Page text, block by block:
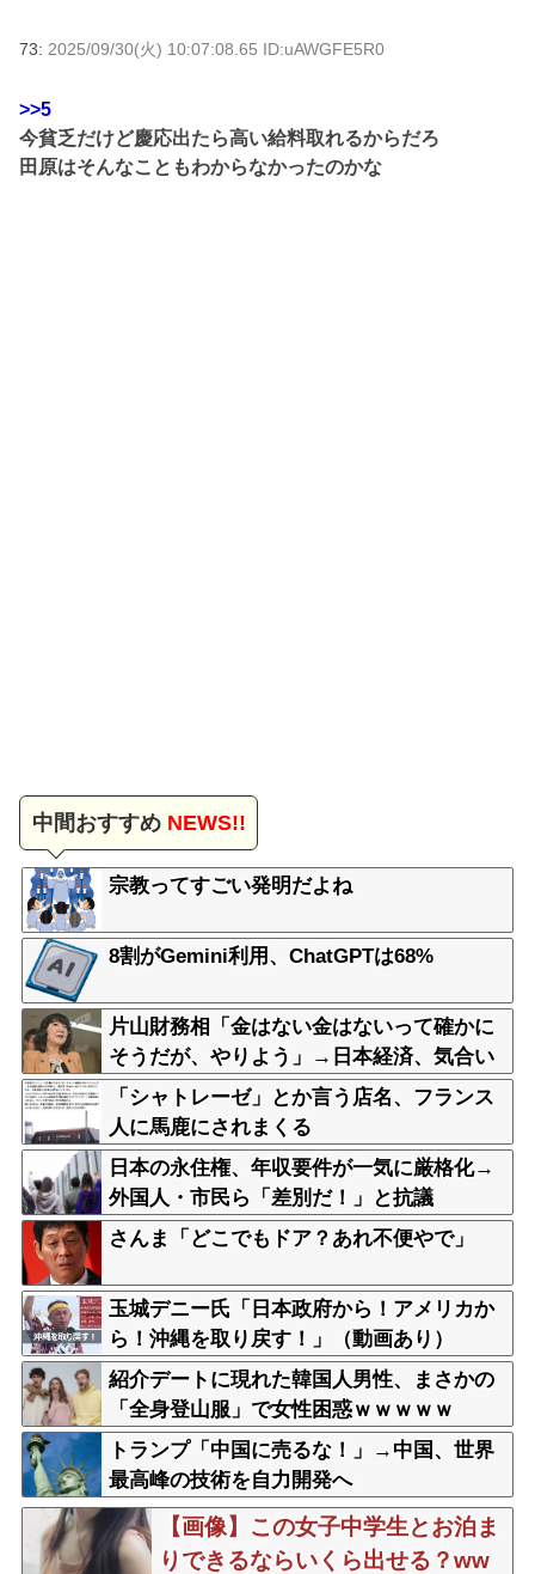
73: 2025/09/30(火) 10:07:08.65 ID:uAWGFE5R0
>>5
今貧乏だけど慶応出たら高い給料取れるからだろ
田原はそんなこともわからなかったのかな
中間おすすめNEWS!!
宗教ってすごい発明だよね
8割がGemini利用、ChatGPTは68%
片山財務相「金はない金はないって確かに
そうだが、やりよう」→日本経済、気合い
で何とかする模様
「シャトレーゼ」とか言う店名、フランス
人に馬鹿にされまくる
日本の永住権、年収要件が一気に厳格化→
外国人・市民ら「差別だ！」と抗議
さんま「どこでもドア？あれ不便やで」
玉城デニー氏「日本政府から！アメリカか
ら！沖縄を取り戻す！」（動画あり）
紹介デートに現れた韓国人男性、まさかの
「全身登山服」で女性困惑ｗｗｗｗｗ
トランプ「中国に売るな！」→中国、世界
最高峰の技術を自力開発へ
【画像】この女子中学生とお泊ま
りできるならいくら出せる？ww